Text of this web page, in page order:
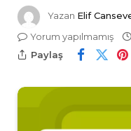
Yazan Elif
Yorum yapılmamış
Paylaş